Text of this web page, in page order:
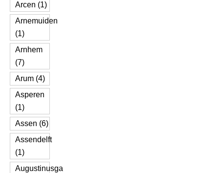
Arcen (1)
Arnemuiden
(1)
Arnhem
(7)
Arum (4)
Asperen
(1)
Assen (6)
Assendelft
(1)
Augustinusga